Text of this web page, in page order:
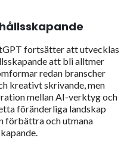
fortsätter att utvecklas
att bli alltmer
redan branscher
kreativt skrivande, men
mellan AI-verktyg och
föränderliga landskap
förbättra och utmana